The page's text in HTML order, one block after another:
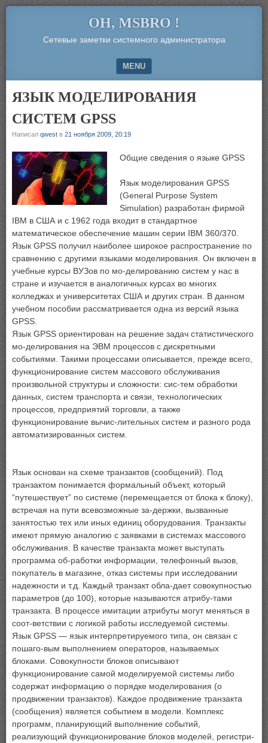
OH, MSBRO !
Сетевые заметки системного администратора
MENU
ЯЗЫК МОДЕЛИРОВАНИЯ
СИСТЕМ GPSS
Написал qwest в 21 ноября 2009, 20:19
Общие сведения о языке GPSS
Язык моделирования GPSS
(General Purpose System
Simulation) разработан фирмой
IBM в США и с 1962 года входит в стандартное
математическое обеспечение машин серии IBM 360/370.
Язык GPSS получил наиболее широкое распространение по
сравнению с другими языками моделирования. Он включен в
учебные курсы ВУЗов по мо-делированию систем у нас в
стране и изучается в аналогичных курсах во многих
колледжах и университетах США и других стран. В данном
учебном пособии рассматривается одна из версий языка
GPSS.
Язык GPSS ориентирован на решение задач статистического
мо-делирования на ЭВМ процессов с дискретными
событиями. Такими процессами описывается, прежде всего,
функционирование систем массового обслуживания
произвольной структуры и сложности: сис-тем обработки
данных, систем транспорта и связи, технологических
процессов, предприятий торговли, а также
функционирование вычис-лительных систем и разного рода
автоматизированных систем.
Язык основан на схеме транзактов (сообщений). Под
транзактом понимается формальный объект, который
“путешествует” по системе (перемещается от блока к блоку),
встречая на пути всевозможные за-держки, вызванные
занятостью тех или иных единиц оборудования. Транзакты
имеют прямую аналогию с заявками в системах массового
обслуживания. В качестве транзакта может выступать
программа об-работки информации, телефонный вызов,
покупатель в магазине, отказ системы при исследовании
надежности и т.д. Каждый транзакт обла-дает совокупностью
параметров (до 100), которые называются атрибу-тами
транзакта. В процессе имитации атрибуты могут меняться в
соот-ветствии с логикой работы исследуемой системы.
Язык GPSS — язык интерпретируемого типа, он связан с
пошаго-вым выполнением операторов, называемых
блоками. Совокупности блоков описывают
функционирование самой моделируемой системы либо
содержат информацию о порядке моделирования (о
продвижении транзактов). Каждое продвижение транзакта
(сообщения) является событием в модели. Комплекс
программ, планирующий выполнение событий,
реализующий функционирование блоков моделей, регистри-